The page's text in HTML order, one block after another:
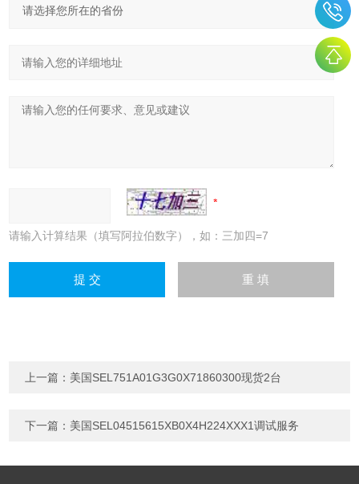
请输入计算结果（填写阿拉伯数字），如：三加四=7
上一篇： 美国SEL751A01G3G0X71860300现货2台
下一篇： 美国SEL04515615XB0X4H224XXX1调试服务